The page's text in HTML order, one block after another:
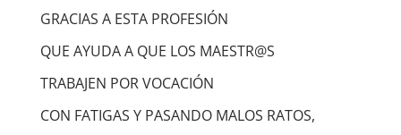
GRACIAS A ESTA PROFESIÓN
QUE AYUDA A QUE LOS MAESTR@S
TRABAJEN POR VOCACIÓN
CON FATIGAS Y PASANDO MALOS RATOS,